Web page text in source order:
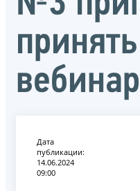
Дата
публикации:
14.06.2024
09:00